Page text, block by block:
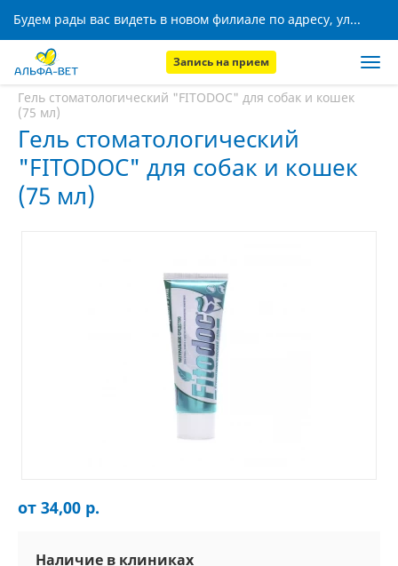
Будем рады вас видеть в новом филиале по адресу, ул. Кижеватова, 8!
Запись на прием
Главная
Гель стоматологический "FITODOC" для собак и кошек
(75 мл)
Гель стоматологический
"FITODOC" для собак и кошек
(75 мл)
от 34,00 р.
Наличие в клиниках